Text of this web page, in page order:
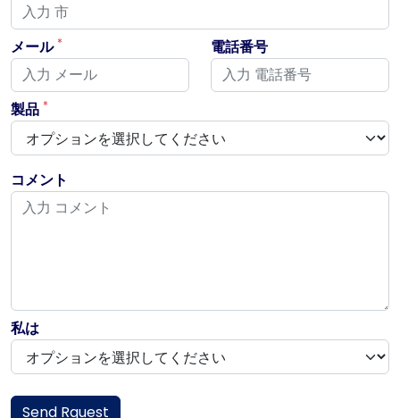
メール * 電話番号
製品 *
コメント
私は
Send Rquest